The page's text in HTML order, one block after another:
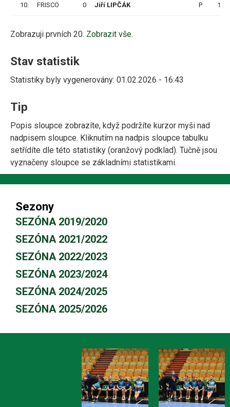
10. FRISCO 0 Jiří LIPČÁK P 15
Zobrazuji prvních 20. Zobrazit vše.
Stav statistik
Statistiky byly vygenerovány: 01.02.2026 - 16:43
Tip
Popis sloupce zobrazíte, když podržíte kurzor myši nad
nadpisem sloupce. Kliknutím na nadpis sloupce tabulku
setřídíte dle této statistiky (oranžový podklad). Tučně jsou
vyznačeny sloupce se základními statistikami.
Sezony
SEZÓNA 2019/2020
SEZÓNA 2021/2022
SEZÓNA 2022/2023
SEZÓNA 2023/2024
SEZÓNA 2024/2025
SEZÓNA 2025/2026